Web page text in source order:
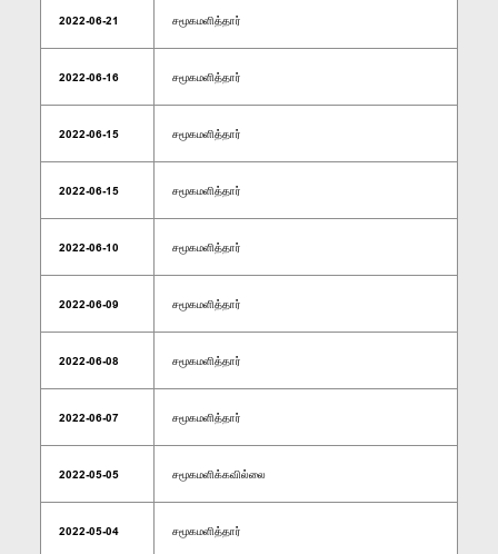
2022-06-21 சமூகமளித்தார்
2022-06-16 சமூகமளித்தார்
2022-06-15 சமூகமளித்தார்
2022-06-15 சமூகமளித்தார்
2022-06-10 சமூகமளித்தார்
2022-06-09 சமூகமளித்தார்
2022-06-08 சமூகமளித்தார்
2022-06-07 சமூகமளித்தார்
2022-05-05 சமூகமளிக்கவில்லை
2022-05-04 சமூகமளித்தார்